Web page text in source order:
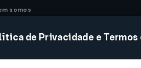
somos
CONSULTORIA SISTEMAS
de Privacidade e Termos